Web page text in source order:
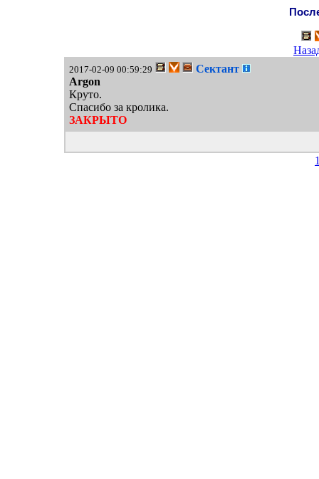
2017-02-09 00:59:29
Сектант
Argon
Круто.
Спасибо за кролика.
ЗАКРЫТО